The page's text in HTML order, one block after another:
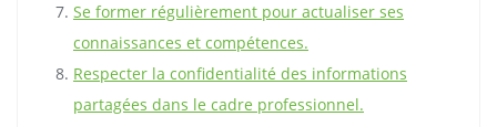
Se former régulièrement pour actualiser ses
connaissances et compétences.
Respecter la confidentialité des informations
partagées dans le cadre professionnel.